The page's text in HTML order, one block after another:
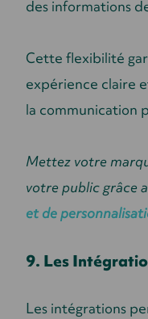
des informations
Cette flexibilité
expérience claire
la communication
Mettez votre
votre public grâce
et de
9. Les
Les intégrations